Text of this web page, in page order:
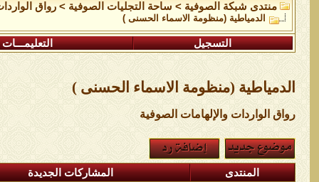
منتدى شبكة الصوفية > ساحة التجليات الصوفية >رواق
الدمياطية (منظومة الاسماء الحسنى )
التسجيل التعليمـــات
الدمياطية (منظومة الاسماء الحسنى )
رواق الواردات واﻹلهامات الصوفية
المنتدى المشاركات الجديدة